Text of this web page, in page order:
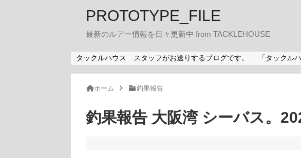
PROTOTYPE_FILE
最新のルアー情報を日々更新中 from TACKLEHOUSE
タックルハウス スタッフがお送りするブログです。 「タックル
ホーム 釣果報告
釣果報告 大阪湾 シーバス。